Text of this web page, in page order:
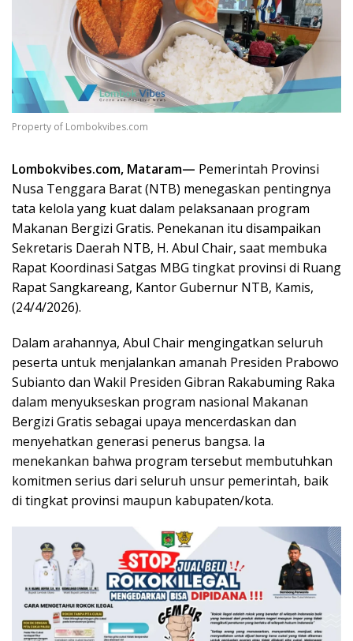
Property of Lombokvibes.com
Lombokvibes.com, Mataram— Pemerintah Provinsi
Nusa Tenggara Barat (NTB) menegaskan pentingnya
tata kelola yang kuat dalam pelaksanaan program
Makanan Bergizi Gratis. Penekanan itu disampaikan
Sekretaris Daerah NTB, H. Abul Chair, saat membuka
Rapat Koordinasi Satgas MBG tingkat provinsi di Ruang
Rapat Sangkareang, Kantor Gubernur NTB, Kamis,
(24/4/2026).
Dalam arahannya, Abul Chair mengingatkan seluruh
peserta untuk menjalankan amanah Presiden Prabowo
Subianto dan Wakil Presiden Gibran Rakabuming Raka
dalam menyukseskan program nasional Makanan
Bergizi Gratis sebagai upaya mencerdaskan dan
menyehatkan generasi penerus bangsa. Ia
menekankan bahwa program tersebut membutuhkan
komitmen serius dari seluruh unsur pemerintah, baik
di tingkat provinsi maupun kabupaten/kota.